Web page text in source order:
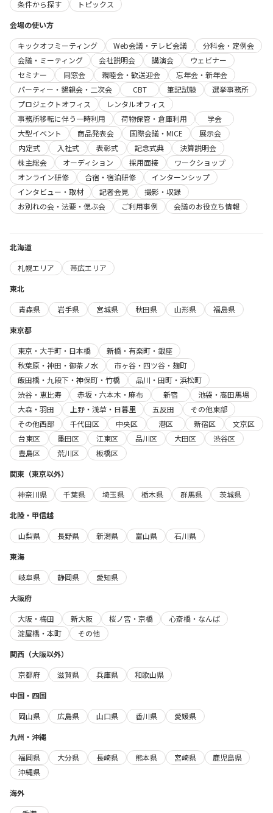
条件から探す
トピックス
会場の使い方
キックオフミーティング
Web会議・テレビ会議
分科会・定例会
会議・ミーティング
会社説明会 講演会
ウェビナー
セミナー
同窓会 親睦会・歓送迎会
忘年会・新年会
パーティー・懇親会・二次会
CBT 筆記試験
選挙事務所
プロジェクトオフィス
レンタルオフィス
事務所移転に伴う一時利用
荷物保管・倉庫利用
学会
大型イベント
商品発表会 国際会議・MICE
展示会
内定式
入社式 表彰式 記念式典
決算説明会
株主総会
オーディション 採用面接
ワークショップ
オンライン研修
合宿・宿泊研修
インターンシップ
インタビュー・取材
記者会見
撮影・収録
お別れの会・法要・偲ぶ会
ご利用事例 会議のお役立ち情報
北海道
札幌エリア
帯広エリア
東北
青森県
岩手県 宮城県 秋田県 山形県
福島県
東京都
東京・大手町・日本橋
新橋・有楽町・銀座
秋葉原・神田・御茶ノ水
市ヶ谷・四ツ谷・麹町
飯田橋・九段下・神保町・竹橋
品川・田町・浜松町
渋谷・恵比寿
赤坂・六本木・麻布 新宿
池袋・高田馬場
大森・羽田
上野・浅草・日暮里 五反田
その他東部
その他西部
千代田区 中央区 港区 新宿区
文京区
台東区
墨田区 江東区 品川区 大田区
渋谷区
豊島区
荒川区
板橋区
関東（東京以外）
神奈川県
千葉県 埼玉県 栃木県 群馬県
茨城県
北陸・甲信越
山梨県
長野県 新潟県 富山県
石川県
東海
岐阜県
静岡県
愛知県
大阪府
大阪・梅田
新大阪 桜ノ宮・京橋
心斎橋・なんば
淀屋橋・本町
その他
関西（大阪以外）
京都府
滋賀県 兵庫県
和歌山県
中国・四国
岡山県
広島県 山口県 香川県
愛媛県
九州・沖縄
福岡県
大分県 長崎県 熊本県 宮崎県
鹿児島県
沖縄県
海外